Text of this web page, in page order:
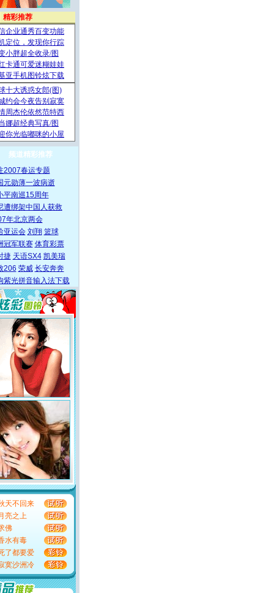
频道精彩推荐
2007春运专题
元勋薄一波病逝
平南巡15周年
遭绑架中国人获救
年北京两会
亚运会 刘翔 篮球
冠军联赛 体育彩票
捷 天语SX4 凯美瑞
206 荣威 长安奔奔
紫光拼音输入法下载
天不回来
亮之上
佛
水有毒
了都要爱
寞沙洲冷